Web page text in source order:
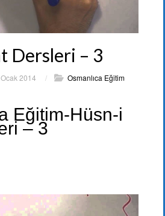
Dersleri – 3
2014 /
Osmanlıca Eğitim
Eğitim-Hüsn-i
– 3